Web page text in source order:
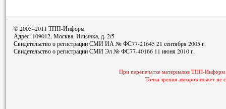
© 2005–2011 ТПП-Информ
Адрес: 109012, Москва, Ильинка, д. 2/5
Свидетельство о регистрации СМИ ИА № ФС77-21645 21 сентября 2005 г.
Свидетельство о регистрации СМИ Эл № ФС77-40166 11 июня 2010 г.
При перепечатке материалов ТПП-Информ
Точка зрения авторов может не